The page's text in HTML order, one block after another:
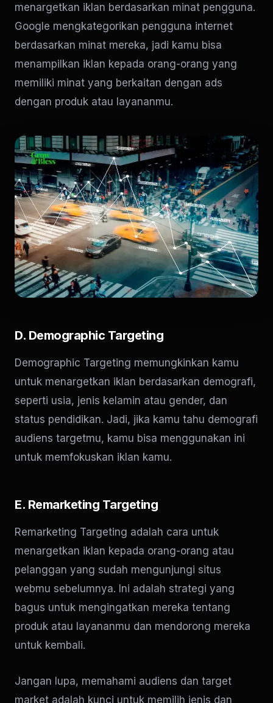
menargetkan iklan berdasarkan minat pengguna.
Google mengkategorikan pengguna internet
berdasarkan minat mereka, jadi kamu bisa
menampilkan iklan kepada orang-orang yang
memiliki minat yang berkaitan dengan ads
dengan produk atau layananmu.
D. Demographic Targeting
Demographic Targeting memungkinkan kamu
untuk menargetkan iklan berdasarkan demografi,
seperti usia, jenis kelamin atau gender, dan
status pendidikan. Jadi, jika kamu tahu demografi
audiens targetmu, kamu bisa menggunakan ini
untuk memfokuskan iklan kamu.
E. Remarketing Targeting
Remarketing Targeting adalah cara untuk
menargetkan iklan kepada orang-orang atau
pelanggan yang sudah mengunjungi situs
webmu sebelumnya. Ini adalah strategi yang
bagus untuk mengingatkan mereka tentang
produk atau layananmu dan mendorong mereka
untuk kembali.
Jangan lupa, memahami audiens dan target
market adalah kunci untuk memilih jenis dan